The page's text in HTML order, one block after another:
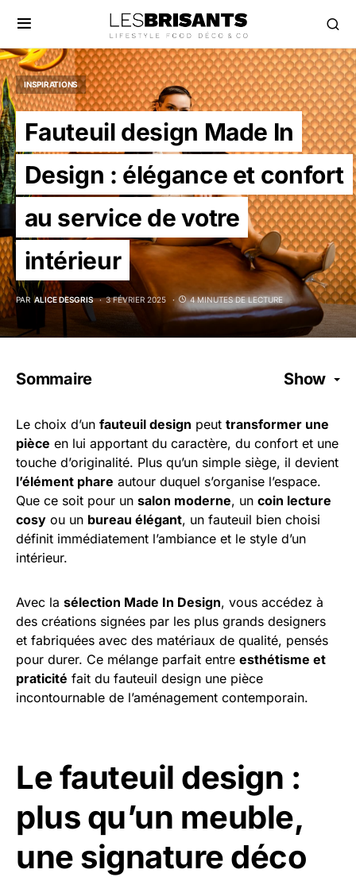
INSPIRATIONS
Fauteuil design Made In
Design : élégance et confort
au service de votre
intérieur
PAR ALICE DESGRIS 3 FÉVRIER 2025 4 MINUTES DE LECTURE
Sommaire Show
Le choix d’un fauteuil design peut transformer une
pièce en lui apportant du caractère, du confort et une
touche d’originalité. Plus qu’un simple siège, il devient
l’élément phare autour duquel s’organise l’espace.
Que ce soit pour un salon moderne, un coin lecture
cosy ou un bureau élégant, un fauteuil bien choisi
définit immédiatement l’ambiance et le style d’un
intérieur.
Avec la sélection Made In Design, vous accédez à
des créations signées par les plus grands designers
et fabriquées avec des matériaux de qualité, pensés
pour durer. Ce mélange parfait entre esthétisme et
praticité fait du fauteuil design une pièce
incontournable de l’aménagement contemporain.
Le fauteuil design :
plus qu’un meuble,
une signature déco